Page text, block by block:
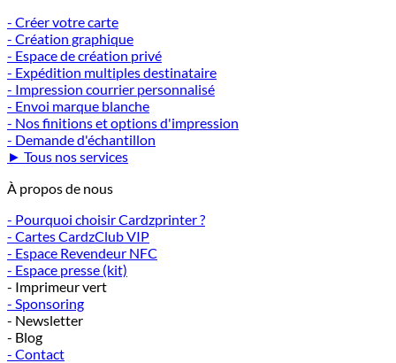
- Créer votre carte
- Création graphique
- Espace de création privé
- Expédition multiples destinataire
- Impression courrier personnalisé
- Envoi marque blanche
- Nos finitions et options d'impression
- Demande d'échantillon
► Tous nos services
À propos de nous
- Pourquoi choisir Cardzprinter ?
- Cartes CardzClub VIP
- Espace Revendeur NFC
- Espace presse (kit)
- Imprimeur vert
- Sponsoring
- Newsletter
- Blog
- Contact